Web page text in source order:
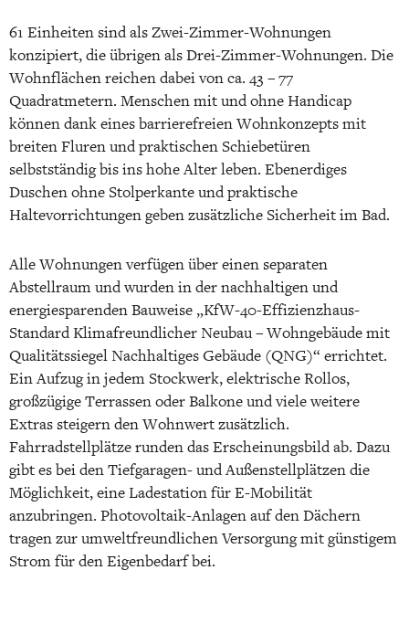
61 Einheiten sind als Zwei-Zimmer-Wohnungen
konzipiert, die übrigen als Drei-Zimmer-Wohnungen. Die
Wohnflächen reichen dabei von ca. 43 – 77
Quadratmetern. Menschen mit und ohne Handicap
können dank eines barrierefreien Wohnkonzepts mit
breiten Fluren und praktischen Schiebetüren
selbstständig bis ins hohe Alter leben. Ebenerdiges
Duschen ohne Stolperkante und praktische
Haltevorrichtungen geben zusätzliche Sicherheit im Bad.
Alle Wohnungen verfügen über einen separaten
Abstellraum und wurden in der nachhaltigen und
energiesparenden Bauweise „KfW-40-Effizienzhaus-
Standard Klimafreundlicher Neubau – Wohngebäude mit
Qualitätssiegel Nachhaltiges Gebäude (QNG)“ errichtet.
Ein Aufzug in jedem Stockwerk, elektrische Rollos,
großzügige Terrassen oder Balkone und viele weitere
Extras steigern den Wohnwert zusätzlich.
Fahrradstellplätze runden das Erscheinungsbild ab. Dazu
gibt es bei den Tiefgaragen- und Außenstellplätzen die
Möglichkeit, eine Ladestation für E-Mobilität
anzubringen. Photovoltaik-Anlagen auf den Dächern
tragen zur umweltfreundlichen Versorgung mit günstigem
Strom für den Eigenbedarf bei.